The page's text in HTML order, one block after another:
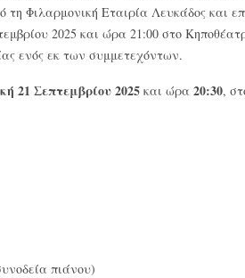
Φιλαρμονική Εταιρία Λευκάδος και
2025 και ώρα 21:00 στο
ενός εκ των συμμετεχόντων.
21 Σεπτεμβρίου 2025 και ώρα 20:30,
πιάνου)